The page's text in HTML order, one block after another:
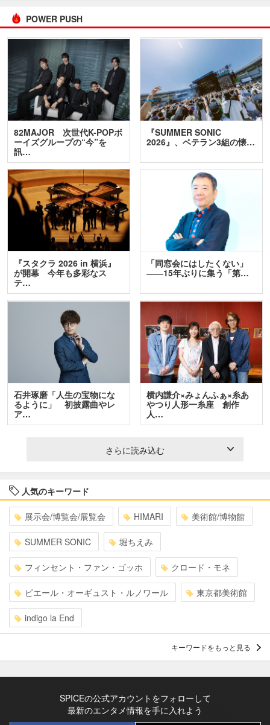
POWER PUSH
82MAJOR 次世代K-POPボ
ーイズグループの“今”を
訊…
『SUMMER SONIC
2026』、ベテラン3組の懐…
『スタクラ 2026 in 横浜』
が開幕 今年も多彩なス
テ…
「同窓会にはしたくない」
――15年ぶりに集う「第…
石井琢磨「人生の宝物にな
るように」 初披露曲やレ
ア…
横内謙介×みょんふぁ×糸あ
やつり人形一糸座 創作
人…
さらに読み込む
人気のキーワード
展示会/博覧会/展覧会 HIMARI 美術館/博物館
SUMMER SONIC 堀ちえみ
フィンセント・ファン・ゴッホ クロード・モネ
ピエール・オーギュスト・ルノワール 東京都美術館
indigo la End
キーワードをもっと見る
SPICEの公式アカウントをフォローして
最新のエンタメ情報を手に入れよう